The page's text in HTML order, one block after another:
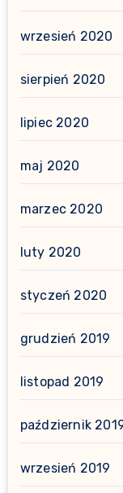
wrzesień 2020
sierpień 2020
lipiec 2020
maj 2020
marzec 2020
luty 2020
styczeń 2020
grudzień 2019
listopad 2019
październik
wrzesień 2019